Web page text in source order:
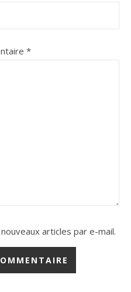
*
articles par e-mail.